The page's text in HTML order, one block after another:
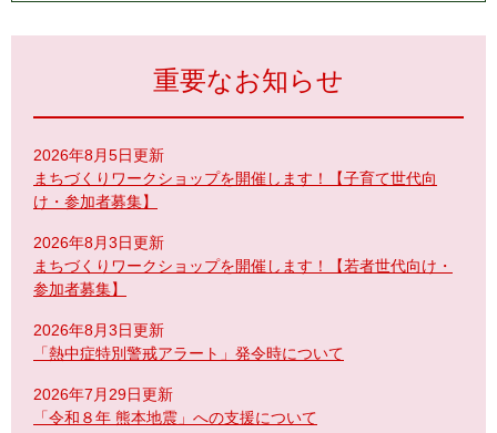
重要なお知らせ
2026年8月5日更新
まちづくりワークショップを開催します！【子育て世代向
け・参加者募集】
2026年8月3日更新
まちづくりワークショップを開催します！【若者世代向け・
参加者募集】
2026年8月3日更新
「熱中症特別警戒アラート」発令時について
2026年7月29日更新
「令和８年 熊本地震」への支援について